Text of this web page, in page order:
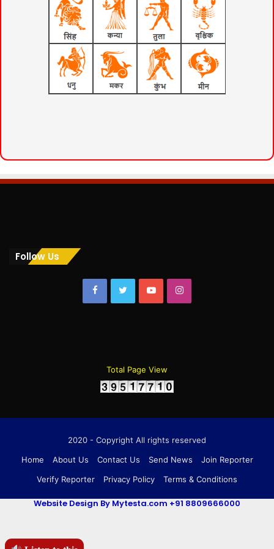
Follow Us
FacebookTwitterYouTubeInstagram
Total Page View
2020 - Copyright All rights reserved
Home
About Us Contact Us Send News
Join Reporter
Verify Reporter
Privacy Policy Terms & Conditions
Website Design By Mytesta.com +91 8809666000